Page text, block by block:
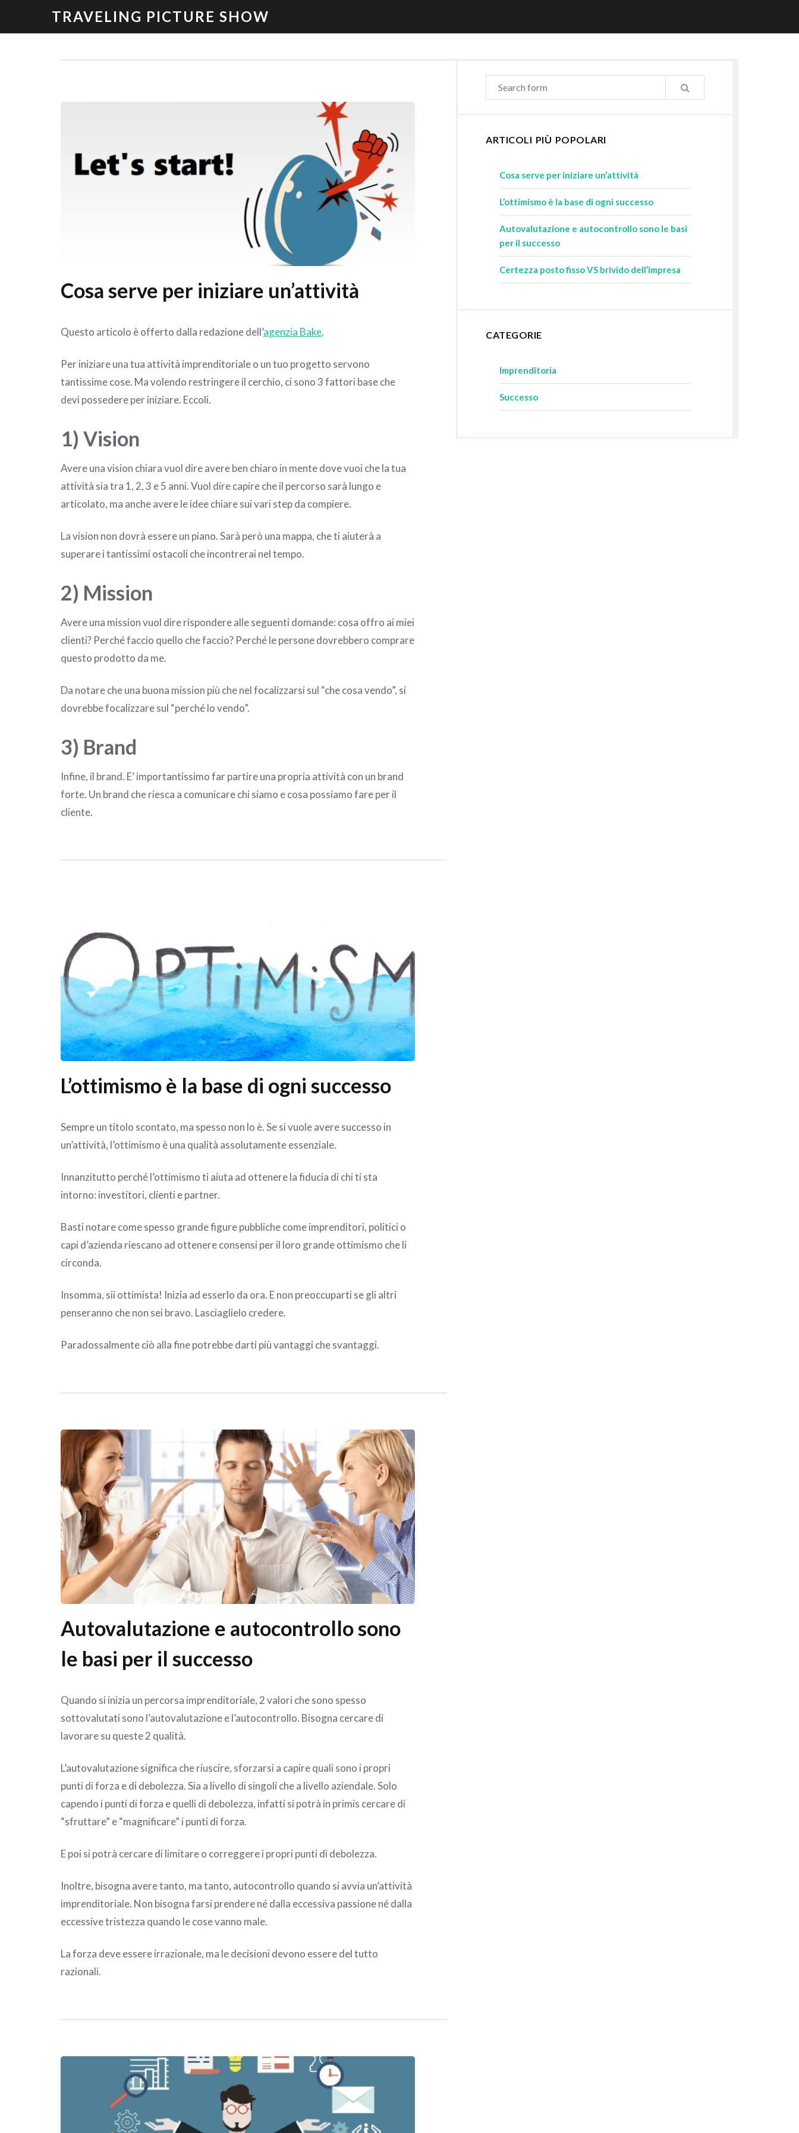
TRAVELING PICTURE SHOW
Cosa serve per iniziare un’attività
Questo articolo è offerto dalla redazione dell’agenzia Bake.
Per iniziare una tua attività imprenditoriale o un tuo progetto servono
tantissime cose. Ma volendo restringere il cerchio, ci sono 3 fattori base che
devi possedere per iniziare. Eccoli.
1) Vision
Avere una vision chiara vuol dire avere ben chiaro in mente dove vuoi che la tua
attività sia tra 1, 2, 3 e 5 anni. Vuol dire capire che il percorso sarà lungo e
articolato, ma anche avere le idee chiare sui vari step da compiere.
La vision non dovrà essere un piano. Sarà però una mappa, che ti aiuterà a
superare i tantissimi ostacoli che incontrerai nel tempo.
2) Mission
Avere una mission vuol dire rispondere alle seguenti domande: cosa offro ai miei
clienti? Perché faccio quello che faccio? Perché le persone dovrebbero comprare
questo prodotto da me.
Da notare che una buona mission più che nel focalizzarsi sul “che cosa vendo”, si
dovrebbe focalizzare sul “perché lo vendo”.
3) Brand
Infine, il brand. E’ importantissimo far partire una propria attività con un brand
forte. Un brand che riesca a comunicare chi siamo e cosa possiamo fare per il
cliente.
L’ottimismo è la base di ogni successo
Sempre un titolo scontato, ma spesso non lo è. Se si vuole avere successo in
un’attività, l’ottimismo è una qualità assolutamente essenziale.
Innanzitutto perché l’ottimismo ti aiuta ad ottenere la fiducia di chi ti sta
intorno: investitori, clienti e partner.
Basti notare come spesso grande figure pubbliche come imprenditori, politici o
capi d’azienda riescano ad ottenere consensi per il loro grande ottimismo che li
circonda.
Insomma, sii ottimista! Inizia ad esserlo da ora. E non preoccuparti se gli altri
penseranno che non sei bravo. Lasciaglielo credere.
Paradossalmente ciò alla fine potrebbe darti più vantaggi che svantaggi.
Autovalutazione e autocontrollo sono
le basi per il successo
Quando si inizia un percorsa imprenditoriale, 2 valori che sono spesso
sottovalutati sono l’autovalutazione e l’autocontrollo. Bisogna cercare di
lavorare su queste 2 qualità.
L’autovalutazione significa che riuscire, sforzarsi a capire quali sono i propri
punti di forza e di debolezza. Sia a livello di singoli che a livello aziendale. Solo
capendo i punti di forza e quelli di debolezza, infatti si potrà in primis cercare di
“sfruttare” e “magnificare” i punti di forza.
E poi si potrà cercare di limitare o correggere i propri punti di debolezza.
Inoltre, bisogna avere tanto, ma tanto, autocontrollo quando si avvia un’attività
imprenditoriale. Non bisogna farsi prendere né dalla eccessiva passione né dalla
eccessive tristezza quando le cose vanno male.
La forza deve essere irrazionale, ma le decisioni devono essere del tutto
razionali.
ARTICOLI PIÙ POPOLARI
Cosa serve per iniziare un’attività
L’ottimismo è la base di ogni successo
Autovalutazione e autocontrollo sono le basi
per il successo
Certezza posto fisso VS brivido dell’impresa
CATEGORIE
Imprenditoria
Successo